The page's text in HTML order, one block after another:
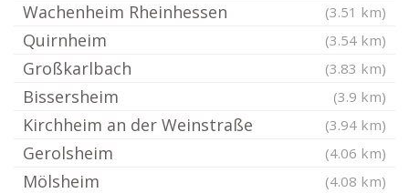
Wachenheim Rheinhessen (3.51 km)
Quirnheim (3.54 km)
Großkarlbach (3.83 km)
Bissersheim (3.9 km)
Kirchheim an der Weinstraße (3.94 km)
Gerolsheim (4.06 km)
Mölsheim (4.08 km)